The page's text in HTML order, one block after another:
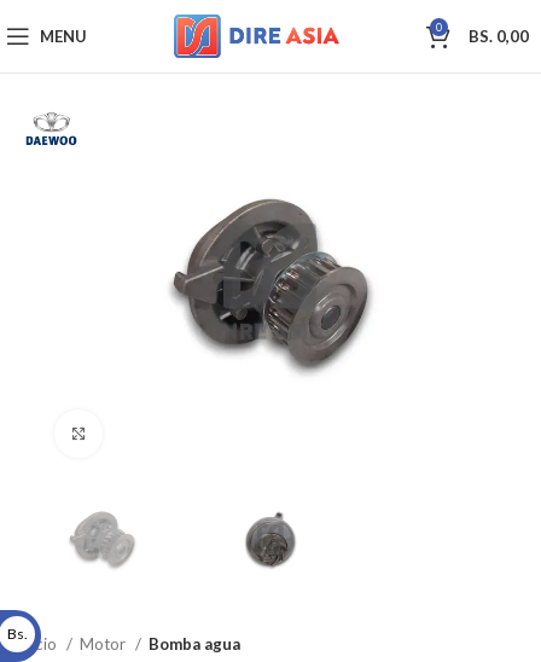
MENU 0 BS. 0,00
Inicio Motor Bomba agua
Bs.